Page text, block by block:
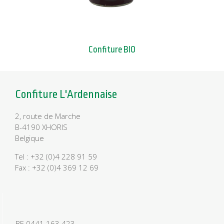
Confiture BIO
Confiture L'Ardennaise
2, route de Marche
B-4190 XHORIS
Belgique
Tel : +32 (0)4 228 91 59
Fax : +32 (0)4 369 12 69